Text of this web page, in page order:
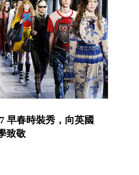
早春時裝秀，向英國
致敬